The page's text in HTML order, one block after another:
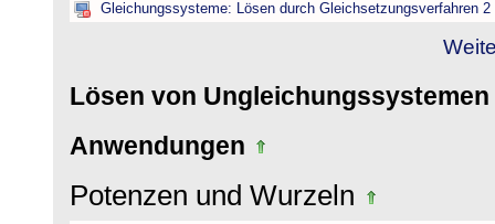
Gleichungssysteme: Lösen durch Gleichsetzungsverfahren 2
Lösen von Ungleichungssystemen
Anwendungen
Potenzen und Wurzeln